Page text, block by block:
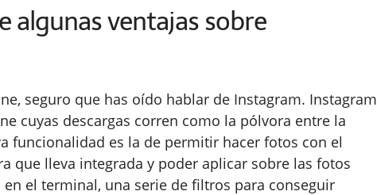
algunas ventajas sobre
seguro que has oído hablar de Instagram. Instagram
cuyas descargas corren como la pólvora entre la
funcionalidad es la de permitir hacer fotos con el
que lleva integrada y poder aplicar sobre las fotos
en el terminal, una serie de filtros para conseguir